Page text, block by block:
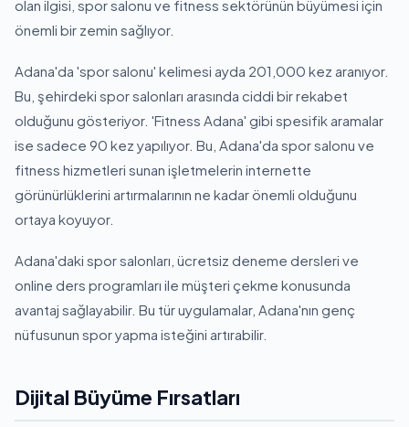
olan ilgisi, spor salonu ve fitness sektörünün büyümesi için
önemli bir zemin sağlıyor.
Adana'da 'spor salonu' kelimesi ayda 201,000 kez aranıyor.
Bu, şehirdeki spor salonları arasında ciddi bir rekabet
olduğunu gösteriyor. 'Fitness Adana' gibi spesifik aramalar
ise sadece 90 kez yapılıyor. Bu, Adana'da spor salonu ve
fitness hizmetleri sunan işletmelerin internette
görünürlüklerini artırmalarının ne kadar önemli olduğunu
ortaya koyuyor.
Adana'daki spor salonları, ücretsiz deneme dersleri ve
online ders programları ile müşteri çekme konusunda
avantaj sağlayabilir. Bu tür uygulamalar, Adana'nın genç
nüfusunun spor yapma isteğini artırabilir.
Dijital Büyüme Fırsatları